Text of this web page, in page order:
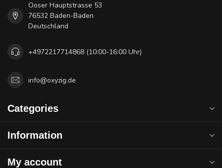
Ooser Hauptstrasse 53
76532 Baden-Baden
Deutschland
+4972217714868 (10:00-16:00 Uhr)
info@oxyzig.de
Categories
Information
My account